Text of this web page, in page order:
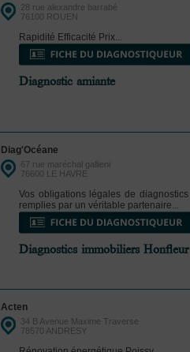
28 rue alexandre barrabé
76100 ROUEN
Rapidité Efficacité Prix...
Diagnostic amiante
Diag'Océane
67 rue maréchal gallieni
76600 LE HAVRE
Vos obligations légales de
remplies par un véritable partenaire...
Diagnostics immobiliers Honfleur
Acten
34 B Avenue Maxime Traverse
78570 ANDRESY